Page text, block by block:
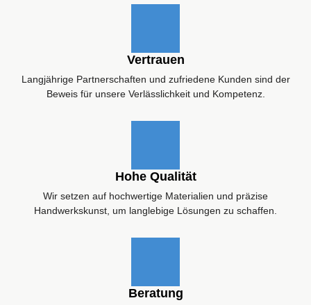
Vertrauen
Langjährige Partnerschaften und zufriedene Kunden sind der
Beweis für unsere Verlässlichkeit und Kompetenz.
Hohe Qualität
Wir setzen auf hochwertige Materialien und präzise
Handwerkskunst, um langlebige Lösungen zu schaffen.
Beratung